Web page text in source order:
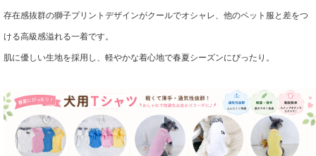
存在感抜群の獅子プリントデザインがクールでオシャレ、他のペット服と差をつ
ける高級感溢れる一着です。
肌に優しい生地を採用し、軽やかな着心地で春夏シーズンにぴったり。